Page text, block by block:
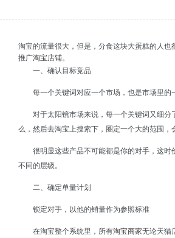
淘宝的流量很大，但是，分食这块大蛋糕的人
推广淘宝店铺。
一、确认目标竞品
每一个关键词对应一个市场，也是市场里的
对于太阳镜市场来说，每一个关键词又细
么，然后去淘宝上搜索下，圈定一个大的范围
很明显这些产品不可能都是你的对手，这
不同的层级。
二、确定单量计划
锁定对手，以他的销量作为参照标准
在淘宝整个系统里，所有淘宝商家无论天猫